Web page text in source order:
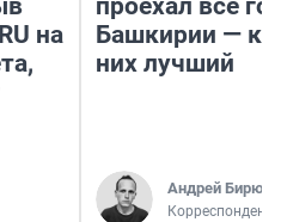
на
проехал все
Башкирии —
них лучший
Андрей
Корреспондент